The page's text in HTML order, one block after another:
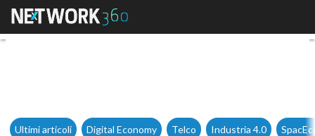
Un software gratuito per
Ultimi articoli Digital Economy Telco Industria 4.0